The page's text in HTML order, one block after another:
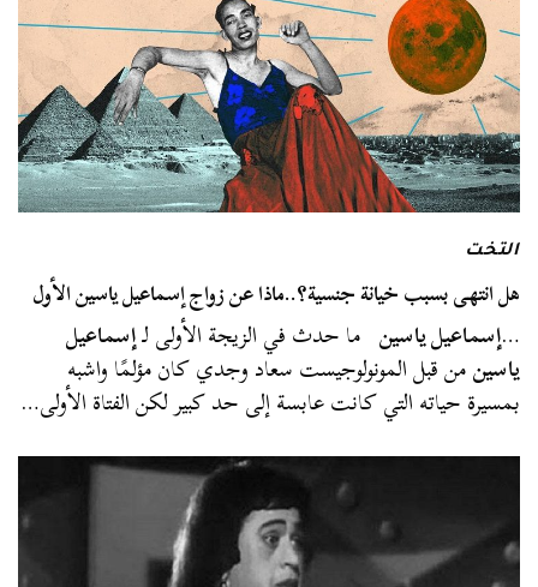
التخت
هل انتهى بسبب خيانة جنسية؟..ماذا عن زواج إسماعيل ياسين الأول
…إسماعيل ياسين ما حدث في الزيجة الأولى لـإسماعيل
ياسينمن قبل المونولوجيست سعاد وجدي كان مؤلمًا واشبه
بمسيرة حياته التي كانت عابسة إلى حد كبير لكن الفتاة الأولى…